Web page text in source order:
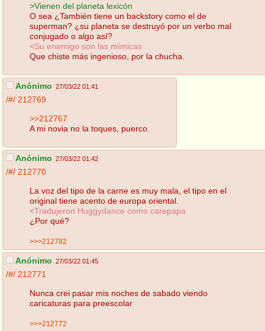
>Vienen del planeta lexicón
O sea ¿También tiene un backstory como el de
superman? ¿su planeta se destruyó por un verbo mal
conjugado o algo así?
<Su enemigo son las mímicas
Que chiste más ingenioso, por la chucha.
Anónimo 27/03/22 01:41
/#/ 212769
>>212767
A mi novia no la toques, puerco.
Anónimo 27/03/22 01:42
/#/ 212770
La voz del tipo de la carne es muy mala, el tipo en el
original tiene acento de europa oriental.
<Tradujeron Huggydance como carepapa
¿Por qué?
>>>212782
Anónimo 27/03/22 01:45
/#/ 212771
Nunca crei pasar mis noches de sabado viendo
caricaturas para preescolar
>>>212772